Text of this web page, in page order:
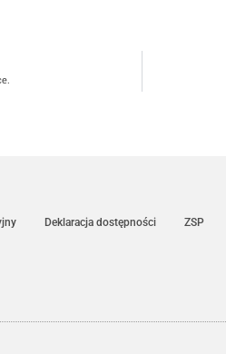
Deklaracja dostępności ZSP